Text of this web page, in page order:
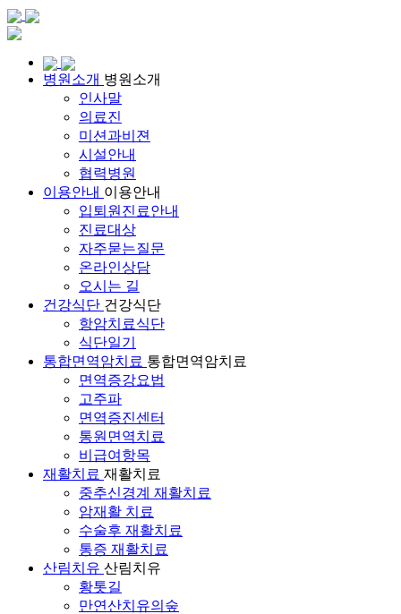
병원소개 병원소개
인사말
의료진
미션과비젼
시설안내
협력병원
이용안내 이용안내
입퇴원진료안내
진료대상
자주묻는질문
온라인상담
오시는 길
건강식단 건강식단
항암치료식단
식단일기
통합면역암치료 통합면역암치료
면역증강요법
고주파
면역증진센터
통원면역치료
비급여항목
재활치료 재활치료
중추신경계 재활치료
암재활 치료
수술후 재활치료
통증 재활치료
산림치유 산림치유
황톳길
만연산치유의숲